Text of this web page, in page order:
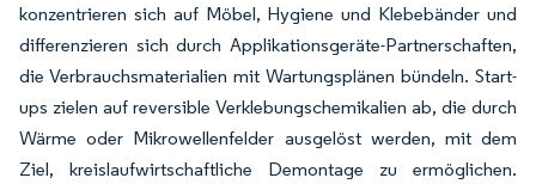
konzentrieren sich auf Möbel, Hygiene und Klebebänder und
differenzieren sich durch Applikationsgeräte-Partnerschaften,
die Verbrauchsmaterialien mit Wartungsplänen bündeln. Start-
ups zielen auf reversible Verklebungschemikalien ab, die durch
Wärme oder Mikrowellenfelder ausgelöst werden, mit dem
Ziel, kreislaufwirtschaftliche Demontage zu ermöglichen.